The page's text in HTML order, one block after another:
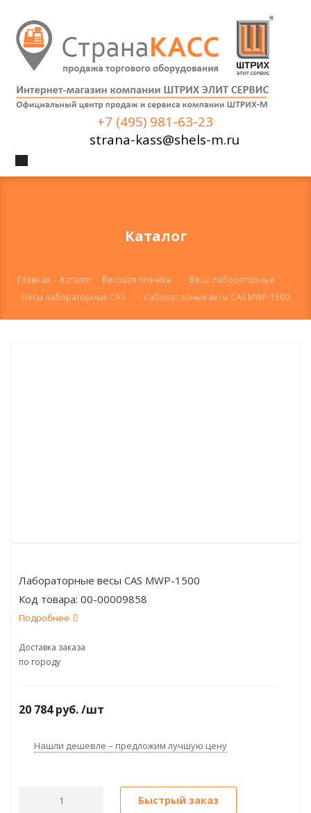
+7 (495) 981-63-23
strana-kass@shels-m.ru
Каталог
Главная - Каталог - Весовая техника - Весы лабораторные
-
Весы лабораторные CAS
- Лабораторные весы CAS MWP-1500
Лабораторные весы CAS MWP-1500
Код товара: 00-00009858
Подробнее
Доставка заказа
по городу
20 784руб./шт
Нашли дешевле – предложим лучшую цену
Быстрый заказ